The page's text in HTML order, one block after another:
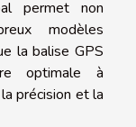
permet non
modèles
la balise GPS
optimale à
précision et la